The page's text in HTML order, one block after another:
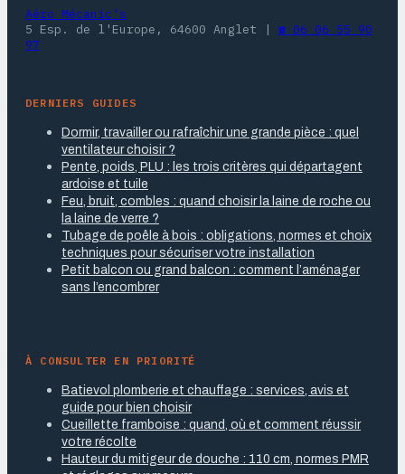
Aéro Mécanic's
5 Esp. de l'Europe, 64600 Anglet
☎ 06 06 55 90
97
DERNIERS GUIDES
Dormir, travailler ou rafraîchir une grande pièce : quel
ventilateur choisir ?
Pente, poids, PLU : les trois critères qui départagent
ardoise et tuile
Feu, bruit, combles : quand choisir la laine de roche ou
la laine de verre ?
Tubage de poêle à bois : obligations, normes et choix
techniques pour sécuriser votre installation
Petit balcon ou grand balcon : comment l’aménager
sans l’encombrer
À CONSULTER EN PRIORITÉ
Batievol plomberie et chauffage : services, avis et
guide pour bien choisir
Cueillette framboise : quand, où et comment réussir
votre récolte
Hauteur du mitigeur de douche : 110 cm, normes PMR